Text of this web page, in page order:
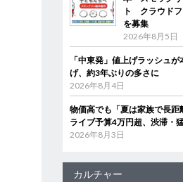
ト クラウド
を募集
2026年8月5日
「中東発」値上げラッシュ
げ、約3年ぶりの多さに
2026年8月4日
物価高でも「夏は家族で長
ライブ予算4万円超、渋滞・
2026年8月3日
カルチャー